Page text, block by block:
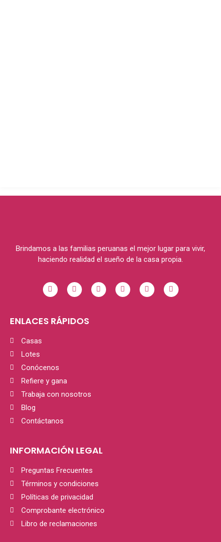
Brindamos a las familias peruanas el mejor lugar para vivir,
haciendo realidad el sueño de la casa propia.
ENLACES RÁPIDOS
Casas
Lotes
Conócenos
Refiere y gana
Trabaja con nosotros
Blog
Contáctanos
INFORMACIÓN LEGAL
Preguntas Frecuentes
Términos y condiciones
Políticas de privacidad
Comprobante electrónico
Libro de reclamaciones